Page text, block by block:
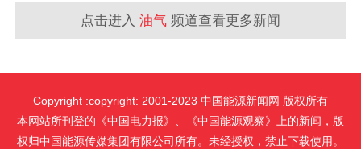
点击进入 油气 频道查看更多新闻
Copyright :copyright: 2001-2023 中国能源新闻网 版权所有
本网站所刊登的《中国电力报》、《中国能源观察》上的新闻，版
权归中国能源传媒集团有限公司所有。未经授权，禁止下载使用。